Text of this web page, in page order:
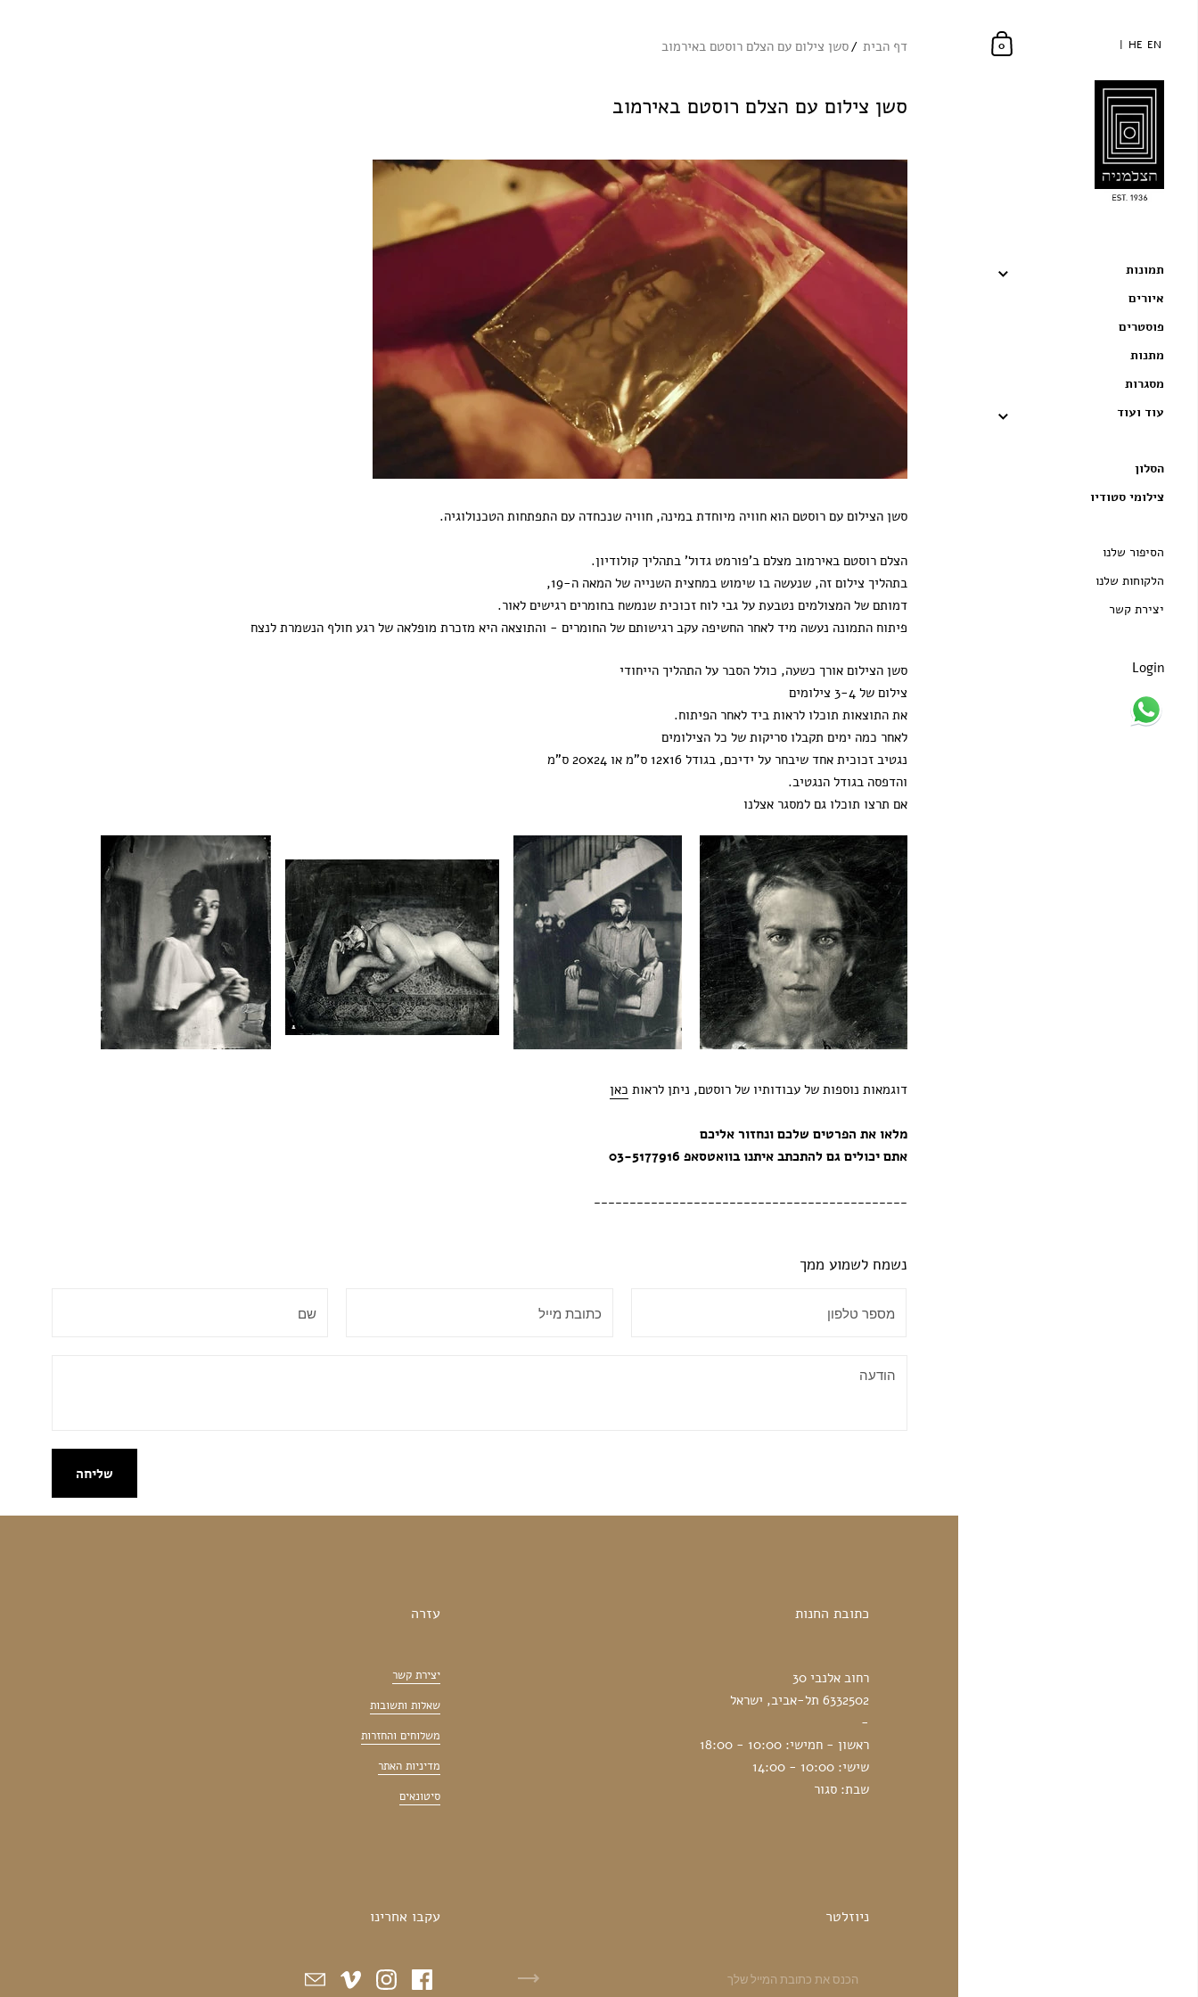
HE EN
HE EN
תמונות
איורים
פוסטרים
מתנות
מסגרות
עוד ועוד
הסלון
צילומי סטודיו
הסיפור שלנו
הלקוחות שלנו
יצירת קשר
Login
0 דף הבית סשן צילום עם הצלם רוסטם באירמוב
סשן צילום עם הצלם רוסטם באירמוב
סשן הצילום עם רוסטם הוא חוויה מיוחדת במינה, חוויה שנכחדה עם התפתחות הטכנולוגיה.
הצלם רוסטם באירמוב מצלם ב'פורמט גדול' בתהליך קולודיון.
בתהליך צילום זה, שנעשה בו שימוש במחצית השנייה של המאה ה-19,
דמותם של המצולמים נטבעת על גבי לוח זכוכית שנמשח בחומרים רגישים לאור.
פיתוח התמונה נעשה מיד לאחר החשיפה עקב רגישותם של החומרים - והתוצאה היא מזכרת מופלאה של רגע חולף הנשמרת לנצח
סשן הצילום אורך כשעה, כולל הסבר על התהליך הייחודי
צילום של 3-4 צילומים
את התוצאות תוכלו לראות ביד לאחר הפיתוח.
לאחר כמה ימים תקבלו סריקות של כל הצילומים
נגטיב זכוכית אחד שיבחר על ידיכם, בגודל 12x16 ס"מ או 20x24 ס"מ
והדפסה בגודל הנגטיב.
אם תרצו תוכלו גם למסגר אצלנו
דוגמאות נוספות של עבודותיו של רוסטם, ניתן לראות כאן
מלאו את הפרטים שלכם ונחזור אליכם
אתם יכולים גם להתכתב איתנו בוואטסאפ 03-5177916
____________________________________________
נשמח לשמוע ממך
כתובת החנות
רחוב אלנבי 30
6332502 תל-אביב, ישראל
-
ראשון - חמישי: 10:00 - 18:00
שישי: 10:00 - 14:00
שבת: סגור
עזרה
יצירת קשר
שאלות ותשובות
משלוחים והחזרות
מדיניות האתר
סיטונאים
ניוזלטר עקבו אחרינו